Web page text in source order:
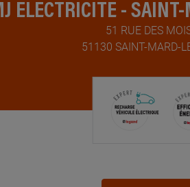
ELECTRICITE -
51 RUE DES
51130 SAINT-MARD-